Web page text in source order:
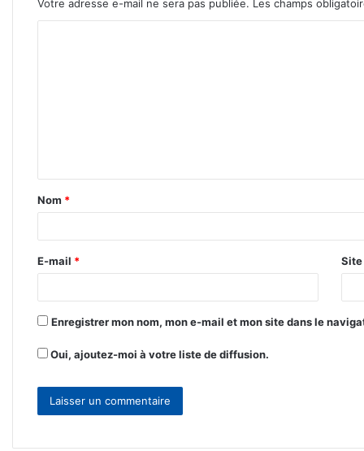
Votre adresse e-mail ne sera pas publiée. Les champs
t
a
e
*
Nom *
E-mail *
Enregistrer mon nom, mon e-mail et mon site dans le
Oui, ajoutez-moi à votre liste de diffusion.